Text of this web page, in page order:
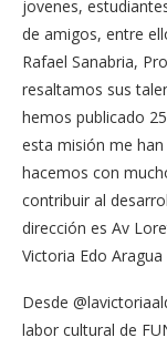
jovenes,
de amigos, entre
Rafael Sanabria,
resaltamos sus
hemos publicado
esta misión me
hacemos con
contribuir al
dirección es Av
Victoria Edo Aragua
Desde
labor cultural de